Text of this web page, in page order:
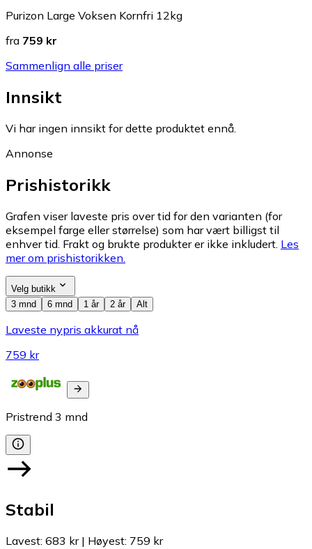
Purizon Large Voksen Kornfri 12kg
fra 759 kr
Sammenlign alle priser
Innsikt
Vi har ingen innsikt for dette produktet ennå.
Annonse
Prishistorikk
Grafen viser laveste pris over tid for den varianten (for
eksempel farge eller størrelse) som har vært billigst til
enhver tid. Frakt og brukte produkter er ikke inkludert. Les
mer om prishistorikken.
Velg butikk
3 mnd
6 mnd 1 år 2 år Alt
Laveste nypris akkurat nå
759 kr
Pristrend 3 mnd
Stabil
Lavest: 683 kr| Høyest: 759 kr